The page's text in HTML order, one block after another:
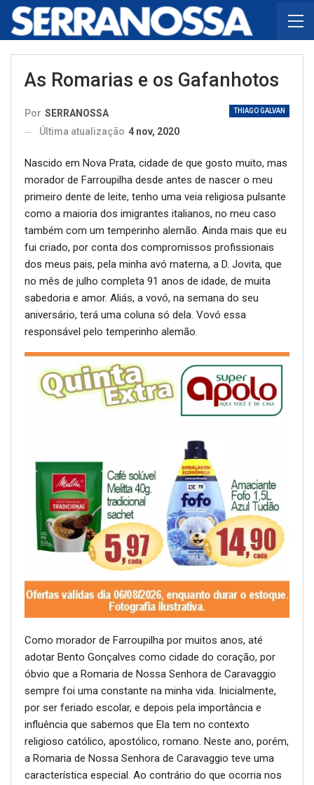
As Romarias e os Gafanhotos
THIAGO GALVAN
Por SERRANOSSA
Última atualização 4 nov, 2020
Nascido em Nova Prata, cidade de que gosto muito, mas
morador de Farroupilha desde antes de nascer o meu
primeiro dente de leite, tenho uma veia religiosa pulsante
como a maioria dos imigrantes italianos, no meu caso
também com um temperinho alemão. Ainda mais que eu
fui criado, por conta dos compromissos profissionais
dos meus pais, pela minha avó materna, a D. Jovita, que
no mês de julho completa 91 anos de idade, de muita
sabedoria e amor. Aliás, a vovó, na semana do seu
aniversário, terá uma coluna só dela. Vovó essa
responsável pelo temperinho alemão.
Como morador de Farroupilha por muitos anos, até
adotar Bento Gonçalves como cidade do coração, por
óbvio que a Romaria de Nossa Senhora de Caravaggio
sempre foi uma constante na minha vida. Inicialmente,
por ser feriado escolar, e depois pela importância e
influência que sabemos que Ela tem no contexto
religioso católico, apostólico, romano. Neste ano, porém,
a Romaria de Nossa Senhora de Caravaggio teve uma
característica especial. Ao contrário do que ocorria nos